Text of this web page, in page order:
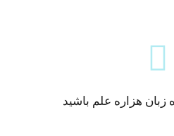
هزاره علم باشید